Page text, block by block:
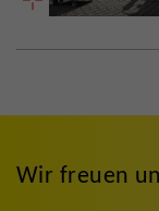
Wir freuen